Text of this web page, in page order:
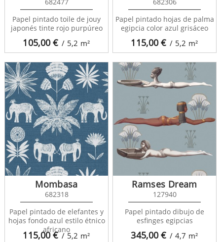
105,00€ / 5,2 m²
Papel pintado toile de jouy
japonés tinte rojo purpúreo
115,00€ / 5,2 m²
Papel pintado hojas de palma
egipcia color azul grisáceo
115,00€ / 5,2 m²
Mombasa
682318
Papel pintado de elefantes y
hojas fondo azul estilo étnico
africano
345,00€ / 4,7 m²
Ramses Dream
127940
Papel pintado dibujo de
esfinges egipcias